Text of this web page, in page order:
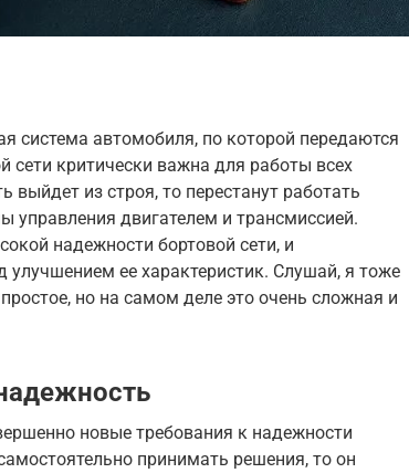
система автомобиля, по которой передаются
сети критически важна для работы всех
выйдет из строя, то перестанут работать
управления двигателем и трансмиссией.
надежности бортовой сети, и
улучшением ее характеристик. Слушай, я тоже
но на самом деле это очень сложная и
новые требования к надежности
принимать решения, то он